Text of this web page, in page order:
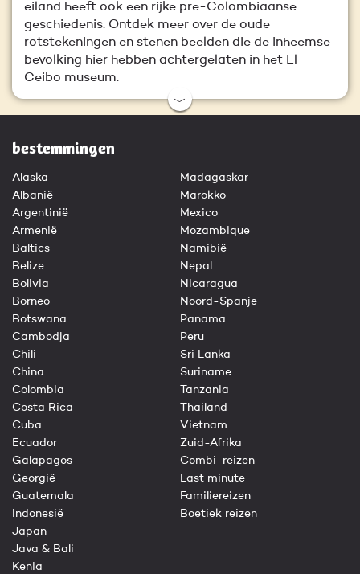
eiland heeft ook een rijke pre-Colombiaanse
geschiedenis. Ontdek meer over de oude
rotstekeningen en stenen beelden die de inheemse
bevolking hier hebben achtergelaten in het El
Ceibo museum.
﹀
bestemmingen
Alaska
Albanië
Argentinië
Armenië
Baltics
Belize
Bolivia
Borneo
Botswana
Cambodja
Chili
China
Colombia
Costa Rica
Cuba
Ecuador
Galapagos
Georgië
Guatemala
Indonesië
Japan
Java & Bali
Kenia
Madagaskar
Marokko
Mexico
Mozambique
Namibië
Nepal
Nicaragua
Noord-Spanje
Panama
Peru
Sri Lanka
Suriname
Tanzania
Thailand
Vietnam
Zuid-Afrika
Combi-reizen
Last minute
Familiereizen
Boetiek reizen